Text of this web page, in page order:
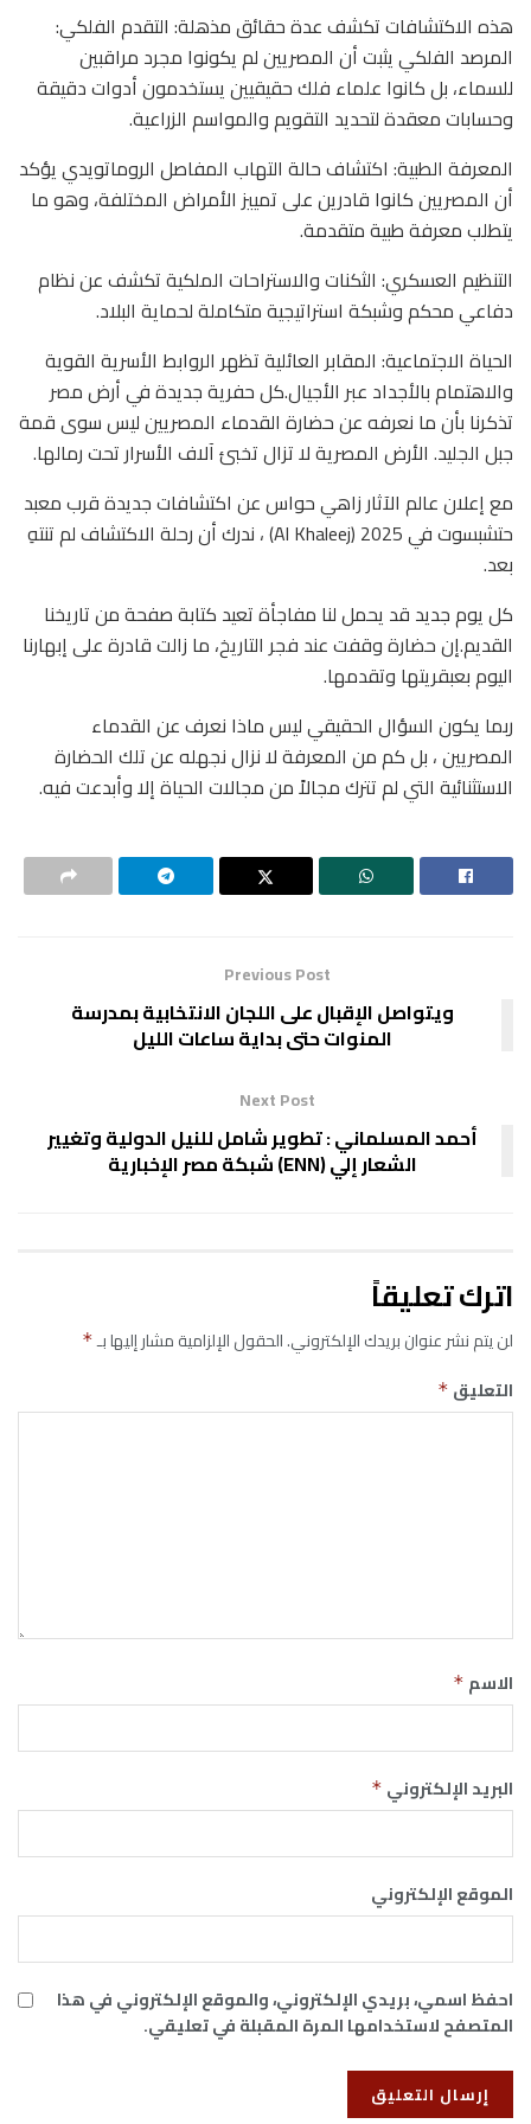
هذه الاكتشافات تكشف عدة حقائق مذهلة: التقدم الفلكي:
المرصد الفلكي يثبت أن المصريين لم يكونوا مجرد مراقبين
للسماء، بل كانوا علماء فلك حقيقيين يستخدمون أدوات دقيقة
وحسابات معقدة لتحديد التقويم والمواسم الزراعية.
المعرفة الطبية: اكتشاف حالة التهاب المفاصل الروماتويدي يؤكد
أن المصريين كانوا قادرين على تمييز الأمراض المختلفة، وهو ما
يتطلب معرفة طبية متقدمة.
التنظيم العسكري: الثكنات والاستراحات الملكية تكشف عن نظام
دفاعي محكم وشبكة استراتيجية متكاملة لحماية البلاد.
الحياة الاجتماعية: المقابر العائلية تظهر الروابط الأسرية القوية
والاهتمام بالأجداد عبر الأجيال.كل حفرية جديدة في أرض مصر
تذكرنا بأن ما نعرفه عن حضارة القدماء المصريين ليس سوى قمة
جبل الجليد. الأرض المصرية لا تزال تخبئ آلاف الأسرار تحت رمالها.
مع إعلان عالم الآثار زاهي حواس عن اكتشافات جديدة قرب معبد
حتشبسوت في 2025 (Al Khaleej) ، ندرك أن رحلة الاكتشاف لم تنتهِ
بعد.
كل يوم جديد قد يحمل لنا مفاجأة تعيد كتابة صفحة من تاريخنا
القديم.إن حضارة وقفت عند فجر التاريخ، ما زالت قادرة على إبهارنا
اليوم بعبقريتها وتقدمها.
ربما يكون السؤال الحقيقي ليس ماذا نعرف عن القدماء
المصريين ، بل كم من المعرفة لا نزال نجهله عن تلك الحضارة
الاستثنائية التي لم تترك مجالاً من مجالات الحياة إلا وأبدعت فيه.
Previous Post
ويتواصل الإقبال على اللجان الانتخابية بمدرسة
المنوات حتى بداية ساعات الليل
Next Post
أحمد المسلماني : تطوير شامل للنيل الدولية وتغيير
الشعار إلي (ENN) شبكة مصر الإخبارية
اترك تعليقاً
لن يتم نشر عنوان بريدك الإلكتروني.الحقول الإلزامية مشار إليها بـ*
التعليق *
الاسم *
البريد الإلكتروني *
الموقع الإلكتروني
احفظ اسمي، بريدي الإلكتروني، والموقع الإلكتروني في هذا
المتصفح لاستخدامها المرة المقبلة في تعليقي.